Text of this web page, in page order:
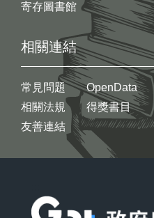
寄存圖書館
相關連結
常見問題
相關法規
友善連結
OpenData
得獎書目